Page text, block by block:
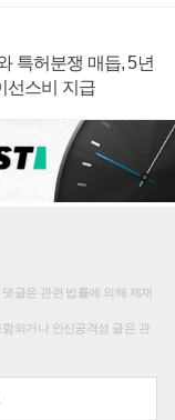
특허분쟁 매듭, 5년
선스비 지급
글은 관련 법률에 의해 제재
되거나 인신공격성 글은 관